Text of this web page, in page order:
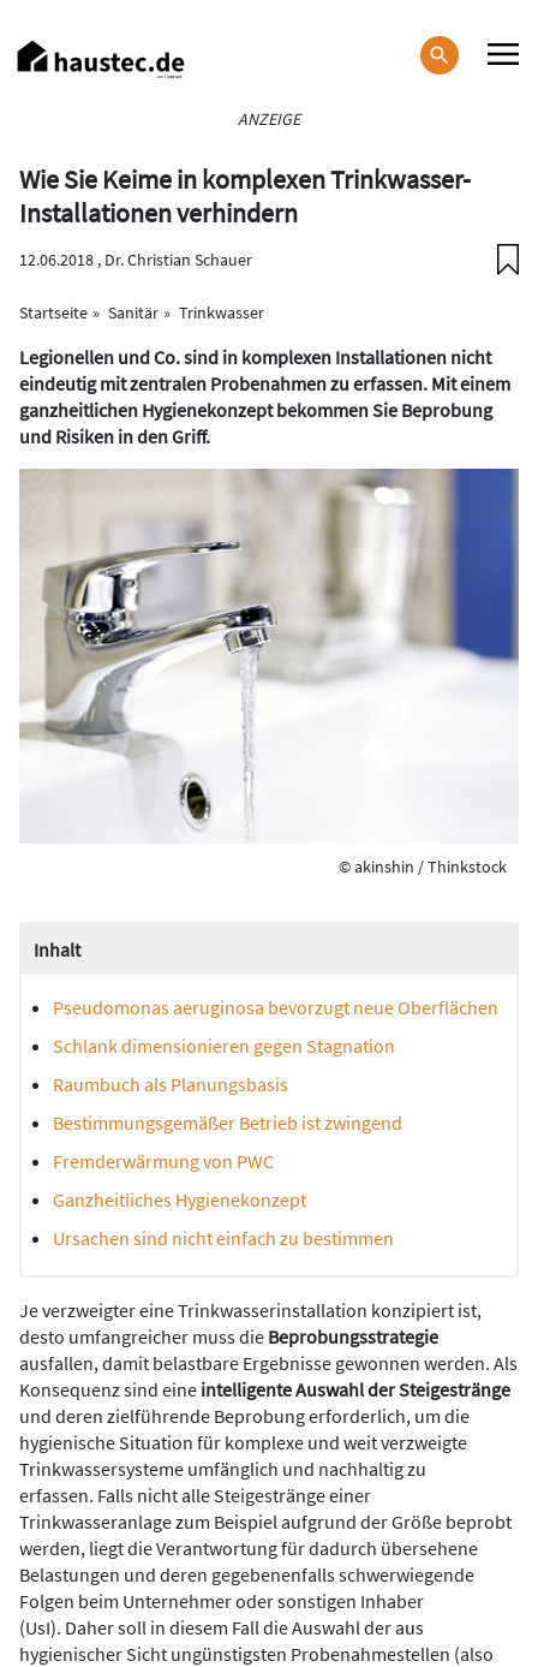
zum
Inhalt
ANZEIGE
Wie Sie Keime in komplexen Trinkwasser-
Installationen verhindern
12.06.2018 , Dr. Christian Schauer
Startseite Sanitär Trinkwasser
Legionellen und Co. sind in komplexen Installationen nicht
eindeutig mit zentralen Probenahmen zu erfassen. Mit einem
ganzheitlichen Hygienekonzept bekommen Sie Beprobung
und Risiken in den Griff.
© akinshin / Thinkstock
Inhalt
Pseudomonas aeruginosa bevorzugt neue Oberflächen
Schlank dimensionieren gegen Stagnation
Raumbuch als Planungsbasis
Bestimmungsgemäßer Betrieb ist zwingend
Fremderwärmung von PWC
Ganzheitliches Hygienekonzept
Ursachen sind nicht einfach zu bestimmen
Je verzweigter eine Trinkwasserinstallation konzipiert ist,
desto umfangreicher muss die Beprobungsstrategie
ausfallen, damit belastbare Ergebnisse gewonnen werden. Als
Konsequenz sind eine intelligente Auswahl der Steigestränge
und deren zielführende Beprobung erforderlich, um die
hygienische Situation für komplexe und weit verzweigte
Trinkwassersysteme umfänglich und nachhaltig zu
erfassen. Falls nicht alle Steigestränge einer
Trinkwasseranlage zum Beispiel aufgrund der Größe beprobt
werden, liegt die Verantwortung für dadurch übersehene
Belastungen und deren gegebenenfalls schwerwiegende
Folgen beim Unternehmer oder sonstigen Inhaber
(UsI). Daher soll in diesem Fall die Auswahl der aus
hygienischer Sicht ungünstigsten Probenahmestellen (also